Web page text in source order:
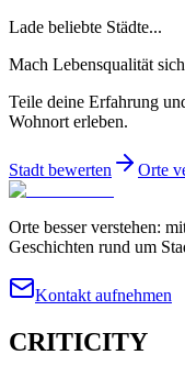
Lade beliebte Städte...
Mach Lebensqualität
Teile deine Erfahrung
Wohnort erleben.
Stadt bewerten Orte
Orte besser verstehen:
Geschichten rund um
Kontakt aufnehmen
CRITICITY